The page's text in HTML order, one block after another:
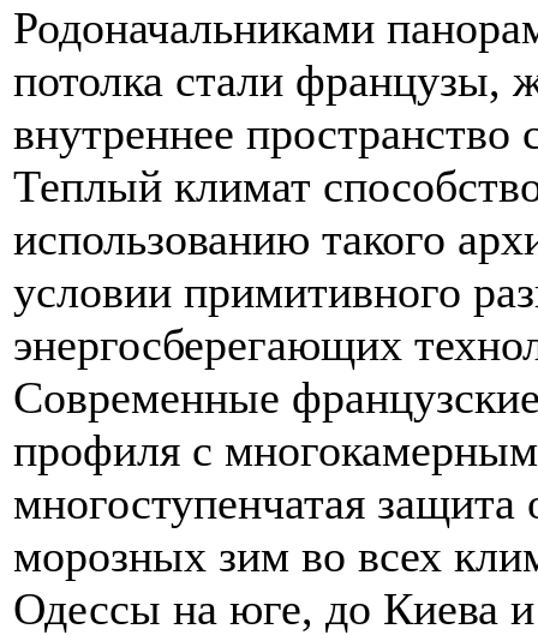
Родоначальниками
потолка стали французы,
внутреннее
Теплый климат
использованию такого
условии примитивного
энергосберегающих
Современные
профиля с многокамерным
многоступенчатая защита
морозных зим во всех
Одессы на юге, до Киева